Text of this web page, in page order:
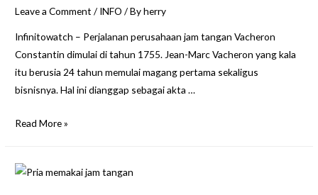
Leave a Comment / INFO / Byherry
Infinitowatch – Perjalanan perusahaan jam tangan Vacheron
Constantin dimulai di tahun 1755. Jean-Marc Vacheron yang kala
itu berusia 24 tahun memulai magang pertama sekaligus
bisnisnya. Hal ini dianggap sebagai akta …
Vacheron
Satu
Read More »